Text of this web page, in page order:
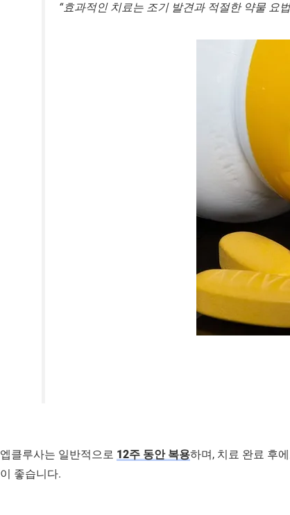
“효과적인 치료는 조기 발견과 적절한 약물 요
엡클루사는 일반적으로 12주 동안 복용하며, 치료 완료 후
이 좋습니다.